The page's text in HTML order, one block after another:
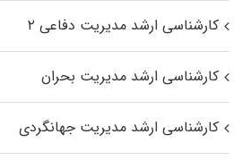
کارشناسی ارشد مدیریت دفاعی ۲
کارشناسی ارشد مدیریت بحران
کارشناسی ارشد مدیریت جهانگردی